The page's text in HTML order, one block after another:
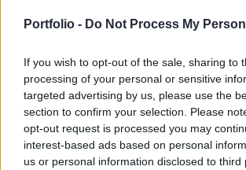
Portfolio - Do Not Process My
If you wish to opt-out of the sale, sharing to
processing of your personal or sensitive
targeted advertising by us, please use the
section to confirm your selection. Please
opt-out request is processed you may
interest-based ads based on personal
us or personal information disclosed to third
vedd meg belőle?
kétgyermekes anyák adómentessége, 13.
nyugdíj – ezekben a napokban, hetekben
elkönyvelni magyarok széles rétegei a
bőven ezermilliárd forint feletti extra
függetlenül az áprilisi országgyűlési
időpontjának közeledésétől. A
legkézenfekvőbb felhasználási módja a